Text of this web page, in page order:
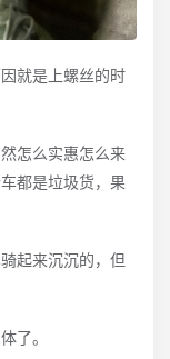
就是上螺丝的时
怎么实惠怎么来
都是垃圾货，果
起来沉沉的，但
了。